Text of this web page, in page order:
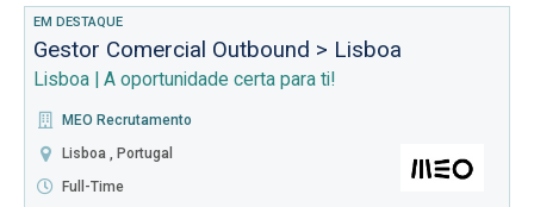
EM DESTAQUE
Gestor Comercial Outbound > Lisboa
Lisboa | A oportunidade certa para ti!
MEO Recrutamento
Lisboa , Portugal
Full-Time